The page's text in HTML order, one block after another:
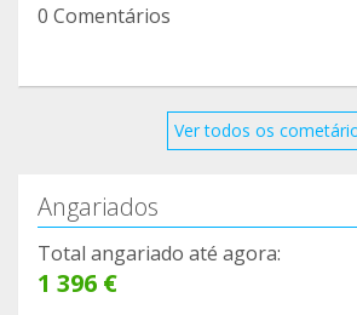
aprendiendo estrategias de
Esperamos que con el apoyo de
podamos hacer más grupos y
Un abrazo
0 Comentários
Ver todos os
Angariados
Total angariado até agora:
1 396 €